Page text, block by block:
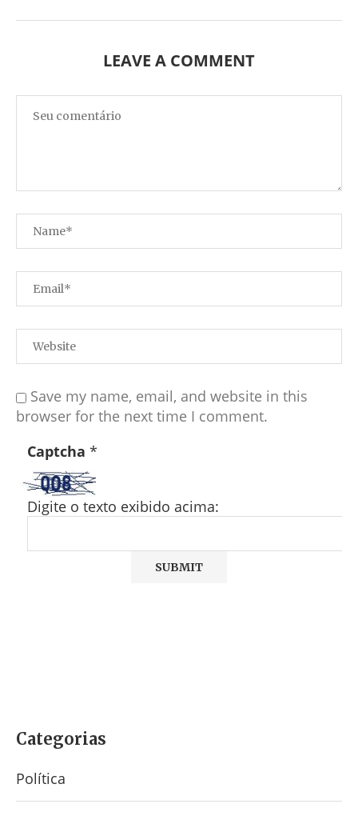
LEAVE A COMMENT
Save my name, email, and website in this
browser for the next time I comment.
Captcha *
Digite o texto exibido acima:
Categorias
Política